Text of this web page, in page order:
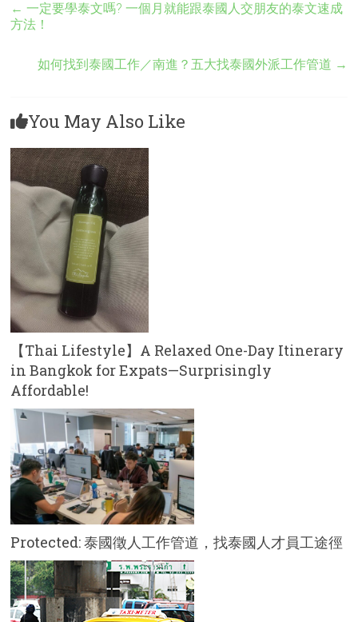
← 一定要學泰文嗎? 一個月就能跟泰國人交朋友的泰文速成
方法！
如何找到泰國工作／南進？五大找泰國外派工作管道 →
You May Also Like
【Thai Lifestyle】A Relaxed One-Day Itinerary
in Bangkok for Expats—Surprisingly
Affordable!
Protected: 泰國徵人工作管道，找泰國人才員工途徑